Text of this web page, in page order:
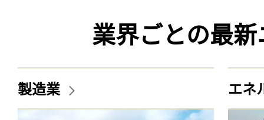
業界ごとの最
製造業 エネ